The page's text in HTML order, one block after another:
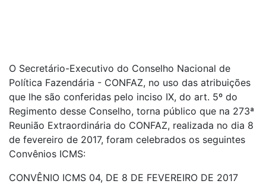
O Secretário-Executivo do Conselho Nacional de
Política Fazendária - CONFAZ, no uso das atribuições
que lhe são conferidas pelo inciso IX, do art. 5º do
Regimento desse Conselho, torna público que na 273ª
Reunião Extraordinária do CONFAZ, realizada no dia 8
de fevereiro de 2017, foram celebrados os seguintes
Convênios ICMS:
CONVÊNIO ICMS 04, DE 8 DE FEVEREIRO DE 2017